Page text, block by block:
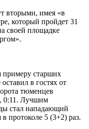
вторыми, имея «в
который пройдет 31
своей площадке
примеру старших
в гостях от
тюменцев
0:11. Лучшим
стал нападающий
протоколе 5 (3+2) раз.